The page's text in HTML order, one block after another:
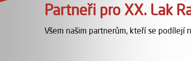
Partneři pro XX. Lak
Všem našim partnerům, kteří se podílejí